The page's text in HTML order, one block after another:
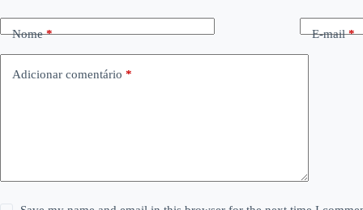
Nome* E-mail*
Adicionar comentário *